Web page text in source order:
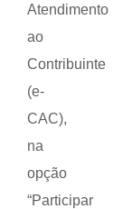
Atendimento
ao
Contribuinte
(e-
CAC),
na
opção
“Participar